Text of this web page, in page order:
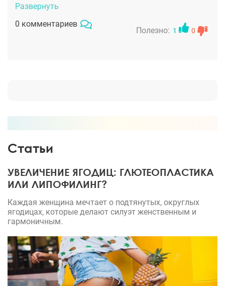
окружающие.
Развернуть
0 комментариев
Полезно: 1 0
Статьи
УВЕЛИЧЕНИЕ ЯГОДИЦ: ГЛЮТЕОПЛАСТИКА
ИЛИ ЛИПОФИЛИНГ?
Каждая женщина мечтает о подтянутых, округлых
ягодицах, которые делают силуэт женственным и
гармоничным.